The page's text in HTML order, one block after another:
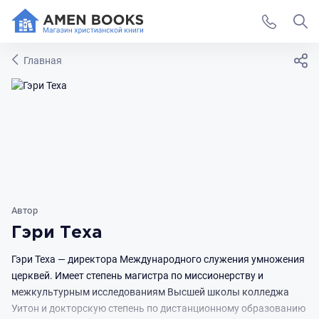
Главная
Автор
Гэри Теха
Гэри Теха — директора Международного служения умножения
церквей. Имеет степень магистра по миссионерству и
межкультурным исследованиям Высшей школы колледжа
Уитон и докторскую степень по дистанционному образованию